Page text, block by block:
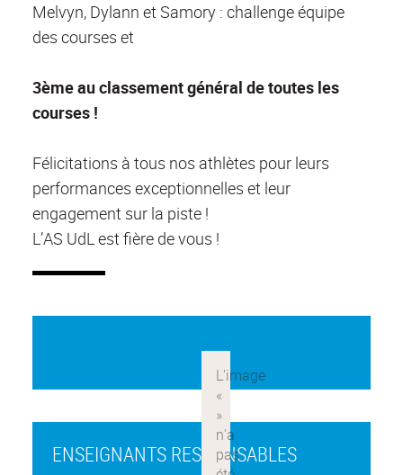
Melvyn, Dylann et Samory : challenge équipe
des courses et
3ème au classement général de toutes les
courses !
Félicitations à tous nos athlètes pour leurs
performances exceptionnelles et leur
engagement sur la piste !
L’AS UdL est fière de vous !
ENSEIGNANTS RESPONSABLES